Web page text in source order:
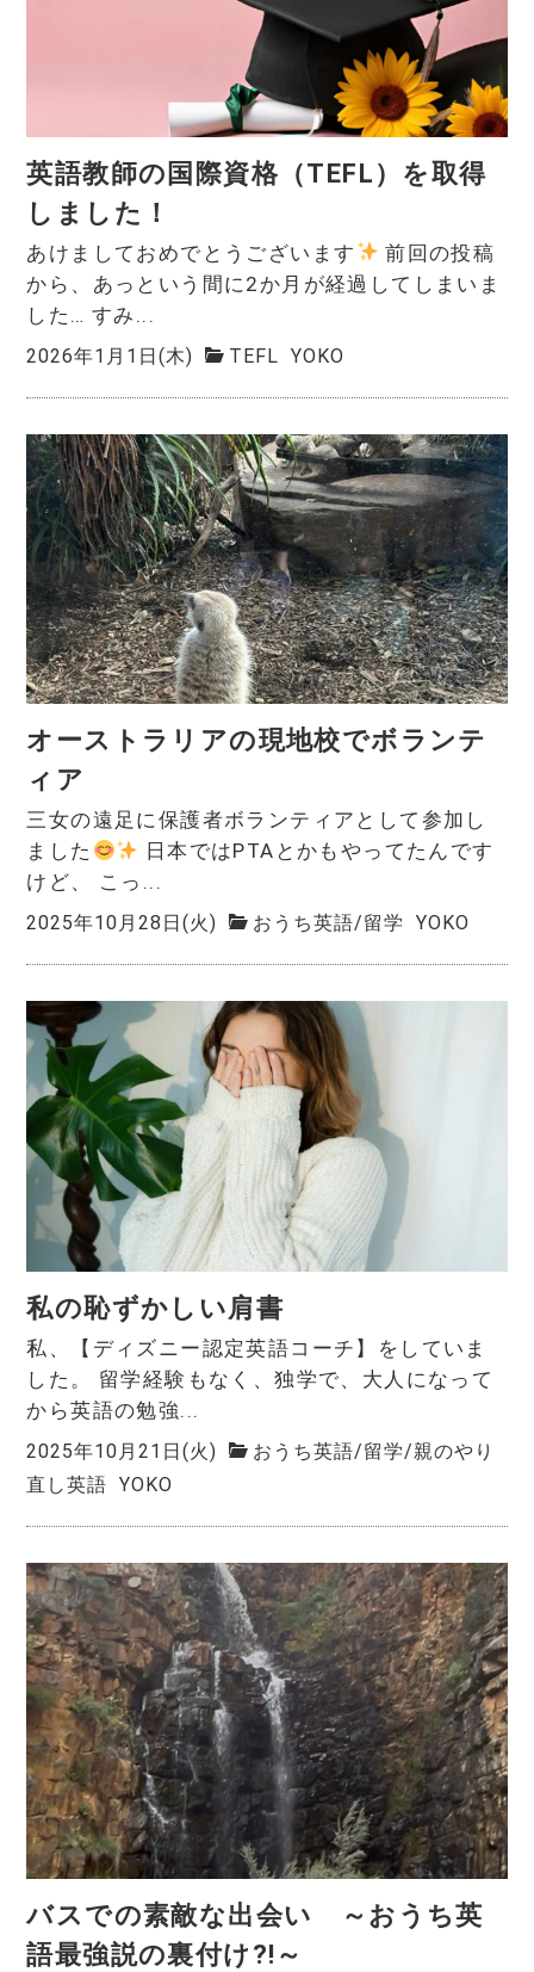
英語教師の国際資格（TEFL）を取得
しました！
あけましておめでとうございます
前回の投稿
から、あっという間に2か月が経過してしまいま
した… すみ...
2026年1月1日(木) TEFL YOKO
オーストラリアの現地校でボランテ
ィア
三女の遠足に保護者ボランティアとして参加し
ました
日本ではPTAとかもやってたんです
けど、 こっ...
2025年10月28日(火) おうち英語/留学 YOKO
私の恥ずかしい肩書
私、【ディズニー認定英語コーチ】をしていま
した。 留学経験もなく、独学で、大人になって
から英語の勉強...
2025年10月21日(火) おうち英語/留学/親のやり
直し英語
YOKO
バスでの素敵な出会い ～おうち英
語最強説の裏付け?!～